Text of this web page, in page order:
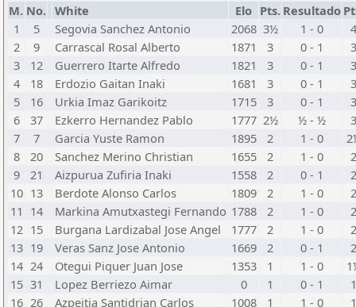
M. No. White Elo Pts. Resultado
1
5 Segovia Sanchez Antonio 2068 3½ 1 - 0
2
9 Carrascal Rosal Alberto 1871 3 0 - 1
3
12 Guerrero Itarte Alfredo 1821 3 0 - 1
4
18 Erdozio Gaitan Inaki 1681 3 0 - 1
5
16 Urkia Imaz Garikoitz 1715 3 0 - 1
6
37 Ezkerro Hernandez Pablo 1777 2½ ½ - ½
7
7 Garcia Yuste Ramon 1895 2 1 - 0
8
20 Sanchez Merino Christian 1655 2 1 - 0
9
21 Aizpurua Zufiria Inaki 1558 2 0 - 1
10 13 Berdote Alonso Carlos 1809 2 1 - 0
11 14 Markina Amutxastegi Fernando 1788 2 1 - 0
12 15 Burgana Lardizabal Jose Angel 1777 2 1 - 0
13 19 Veras Sanz Jose Antonio 1669 2 0 - 1
14 24 Otegui Piquer Juan Jose 1353 1 1 - 0
15 31 Lopez Berriezo Aimar 0 1 0 - 1
16 26 Azpeitia Santidrian Carlos 1008 1 1 - 0